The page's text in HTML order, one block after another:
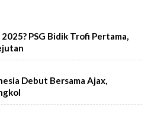
PSG Bidik Trofi Pertama,
Debut Bersama Ajax,